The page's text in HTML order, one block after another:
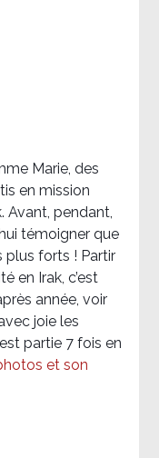
Marie, des
en mission
Avant, pendant,
témoigner que
plus forts ! Partir
en Irak, c’est
année, voir
joie les
partie 7 fois en
et son